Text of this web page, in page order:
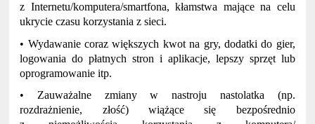
z Internetu/komputera/smartfona, kłamstwa mające na celu
ukrycie czasu korzystania z sieci.
• Wydawanie coraz większych kwot na gry, dodatki do gier,
logowania do płatnych stron i aplikacje, lepszy sprzęt lub
oprogramowanie itp.
• Zauważalne zmiany w nastroju nastolatka (np.
rozdrażnienie, złość) wiążące się bezpośrednio